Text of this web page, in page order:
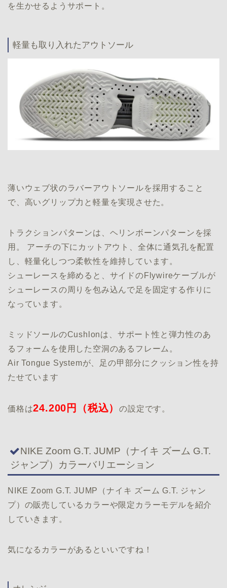
を生かせるようサポート。
軽量も取り入れたアウトソール
薄いウェブ状のラバーアウトソールを採用すること
で、高いグリップ力と軽量を実現させた。
トラクションパターンは、ヘリンボーンパターンを採
用。 アーチの下にカットアウト、全体に通気孔を配置
し、軽量化しつつ柔軟性を維持しています。
シューレースを締めると、サイドのFlywireケーブルが
シューレースの周りを包み込んで足を固定する作りに
なっています。
ミッドソールのCushlonは、サポート性と弾力性のあ
るフォームを使用した空洞のあるフレーム。
Air Tongue Systemが、足の甲部分にクッション性を持
たせています
価格は24.200円（税込）の設定です。
NIKE Zoom G.T. JUMP（ナイキ ズーム G.T.
ジャンプ）カラーバリエーション
NIKE Zoom G.T. JUMP（ナイキ ズーム G.T. ジャン
プ）の販売しているカラーや限定カラーモデルを紹介
していきます。
気になるカラーがあるといいですね！